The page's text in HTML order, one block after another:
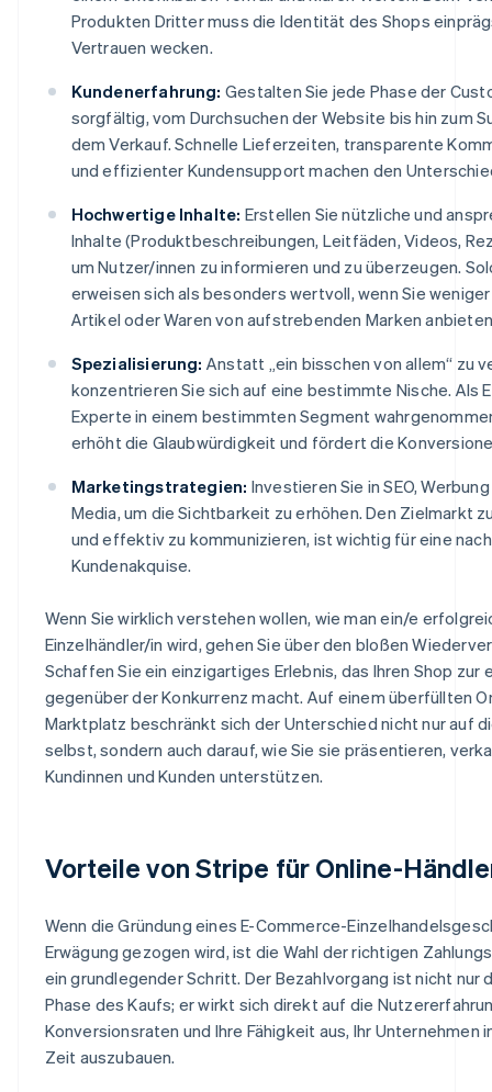
Produkten Dritter muss die Identität des Shops
Vertrauen wecken.
Kundenerfahrung: Gestalten Sie jede Phase der
sorgfältig, vom Durchsuchen der Website bis hin zum
dem Verkauf. Schnelle Lieferzeiten, transparente
und effizienter Kundensupport machen den
Hochwertige Inhalte: Erstellen Sie nützliche und
Inhalte (Produktbeschreibungen, Leitfäden, Videos,
um Nutzer/innen zu informieren und zu überzeugen.
erweisen sich als besonders wertvoll, wenn Sie
Artikel oder Waren von aufstrebenden Marken
Spezialisierung: Anstatt „ein bisschen von allem“ zu
konzentrieren Sie sich auf eine bestimmte Nische. Als
Experte in einem bestimmten Segment
erhöht die Glaubwürdigkeit und fördert die
Marketingstrategien: Investieren Sie in SEO,
Media, um die Sichtbarkeit zu erhöhen. Den Zielmarkt
und effektiv zu kommunizieren, ist wichtig für eine
Kundenakquise.
Wenn Sie wirklich verstehen wollen, wie man ein/e
Einzelhändler/in wird, gehen Sie über den bloßen
Schaffen Sie ein einzigartiges Erlebnis, das Ihren Shop zur
gegenüber der Konkurrenz macht. Auf einem überfüllten
Marktplatz beschränkt sich der Unterschied nicht nur auf
selbst, sondern auch darauf, wie Sie sie präsentieren,
Kundinnen und Kunden unterstützen.
Vorteile von Stripe für Online-
Wenn die Gründung eines E-Commerce-
Erwägung gezogen wird, ist die Wahl der richtigen
ein grundlegender Schritt. Der Bezahlvorgang ist nicht nur
Phase des Kaufs; er wirkt sich direkt auf die
Konversionsraten und Ihre Fähigkeit aus, Ihr Unternehmen
Zeit auszubauen.